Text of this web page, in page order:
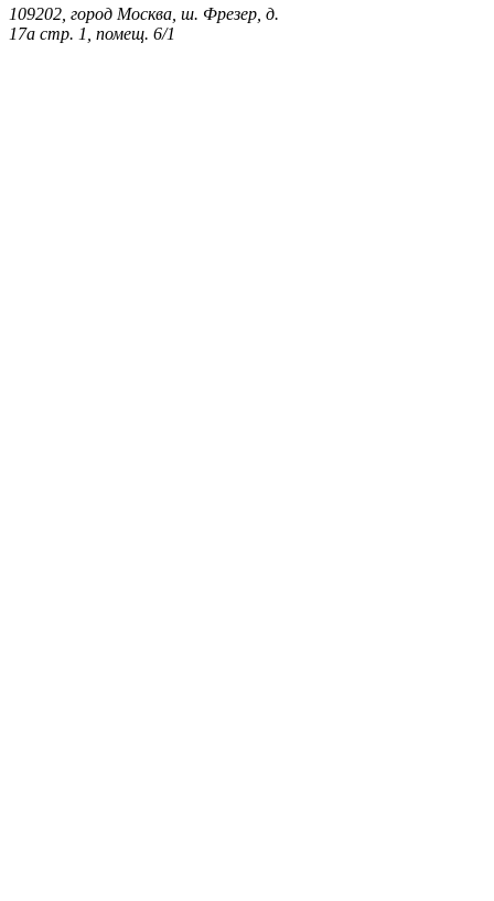
109202, город Москва, ш. Фрезер, д.
17а стр. 1, помещ. 6/1